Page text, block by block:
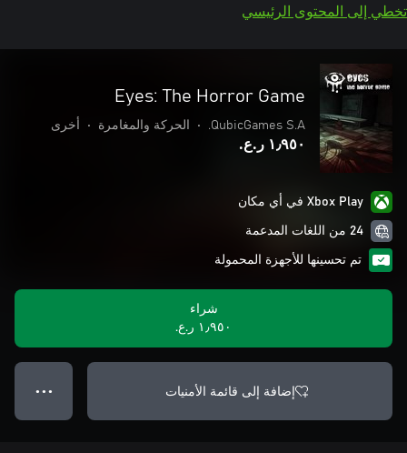
تخطي إلى المحتوى الرئيسي
Eyes: The Horror Game
QubicGames S.A.
• الحركة والمغامرة • أخرى
١٫٩٥٠ ر.ع.‏
Xbox Play في أي مكان
24 من اللغات المدعمة
تم تحسينها للأجهزة المحمولة
شراء
١٫٩٥٠ ر.ع.‏
إضافة إلى قائمة الأمنيات ● ● ●